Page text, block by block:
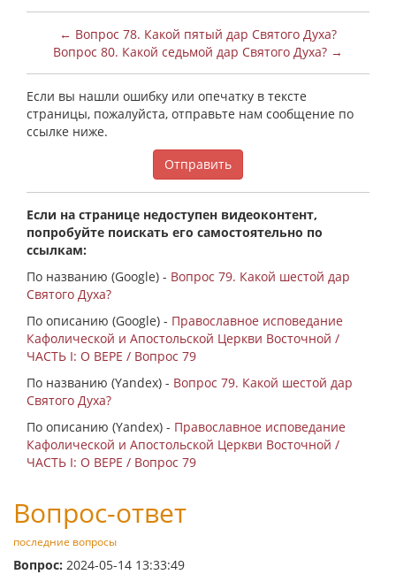
← Вопрос 78. Какой пятый дар Святого Духа?
Вопрос 80. Какой седьмой дар Святого Духа? →
Если вы нашли ошибку или опечатку в тексте
страницы, пожалуйста, отправьте нам сообщение по
ссылке ниже.
Отправить
Если на странице недоступен видеоконтент,
попробуйте поискать его самостоятельно по
ссылкам:
По названию (Google) - Вопрос 79. Какой шестой дар
Святого Духа?
По описанию (Google) - Православное исповедание
Кафолической и Апостольской Церкви Восточной /
ЧАСТЬ I: О ВЕРЕ / Вопрос 79
По названию (Yandex) - Вопрос 79. Какой шестой дар
Святого Духа?
По описанию (Yandex) - Православное исповедание
Кафолической и Апостольской Церкви Восточной /
ЧАСТЬ I: О ВЕРЕ / Вопрос 79
Вопрос-ответ
последние вопросы
Вопрос: 2024-05-14 13:33:49